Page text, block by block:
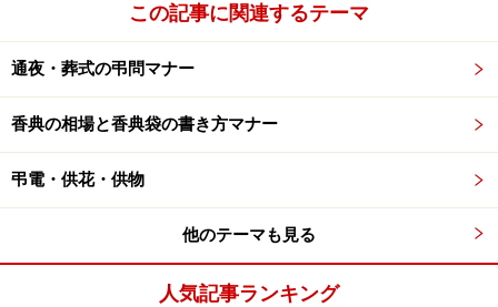
お通夜・葬式での会話マナー3：お葬式の開
開式前の遺族は親戚や参列者、僧侶への挨拶に加え、式
が、遺族への挨拶はできるだけ手短にし、お悔やみの言
ださい」と声をかける程度にしておきます。
この記事に関連するテーマ
通夜・葬式の弔問マナー
香典の相場と香典袋の書き方マナー
弔電・供花・供物
他のテーマも見る
人気記事ランキング